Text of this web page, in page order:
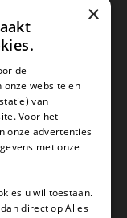
×
de
website en
van
Voor het
onze advertenties
met onze
u wil toestaan.
direct op Alles